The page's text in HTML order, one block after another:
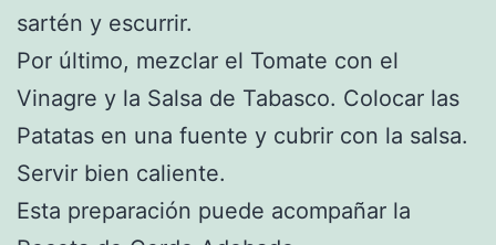
sartén y escurrir.
Por último, mezclar el Tomate con el
Vinagre y la Salsa de Tabasco. Colocar las
Patatas en una fuente y cubrir con la salsa.
Servir bien caliente.
Esta preparación puede acompañar la